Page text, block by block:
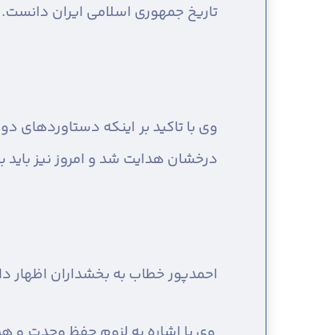
تاریخ جمهوری اسلامی ایران دانست.
وی با تاکید بر اینکه
درخشان هدایت شد و امروز نیز
احمدپور خطاب به بخشداران اظهار